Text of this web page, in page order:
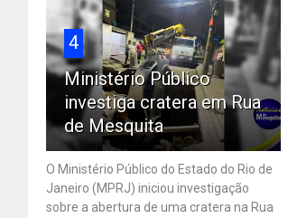
4
Ministério Público
investiga cratera em Rua
de Mesquita
O Ministério Público do Estado do Rio de
Janeiro (MPRJ) iniciou investigação
sobre a abertura de uma cratera na Rua